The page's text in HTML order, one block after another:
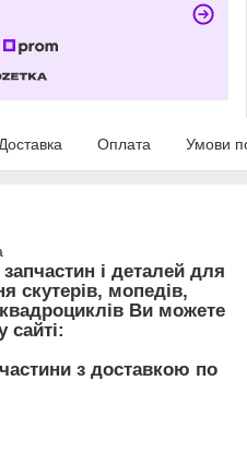
Доставка Оплата Умови
і деталей для
скутерів, мопедів,
Ви можете
з доставкою по